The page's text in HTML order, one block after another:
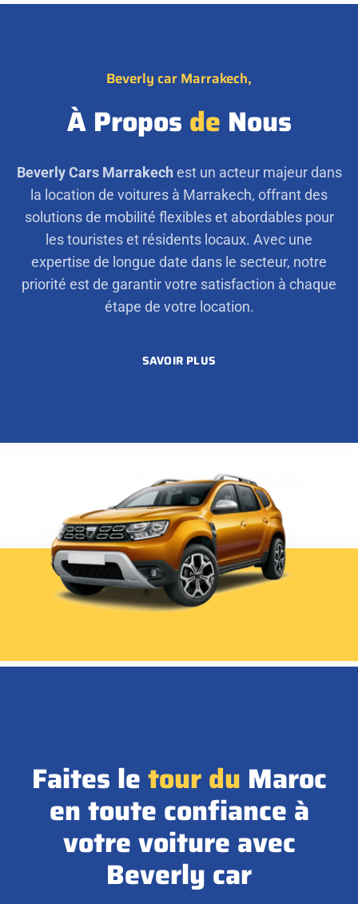
Beverly car Marrakech,
À Propos de Nous
Beverly Cars Marrakechest un acteur majeur dans
la location de voitures à Marrakech, offrant des
solutions de mobilité flexibles et abordables pour
les touristes et résidents locaux. Avec une
expertise de longue date dans le secteur, notre
priorité est de garantir votre satisfaction à chaque
étape de votre location.
SAVOIR PLUS
Faites letourdu Maroc
en toute confiance à
votre voiture avec
Beverly car